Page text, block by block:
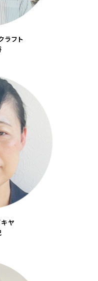
ラフト
ヤ